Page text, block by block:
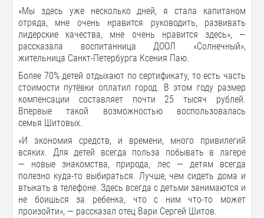
«Мы здесь уже несколько дней, я стала капитаном
отряда, мне очень нравится руководить, развивать
лидерские качества, мне очень нравится здесь», —
рассказала воспитанница ДООЛ «Солнечный»,
жительница Санкт-Петербурга Ксения Паю.
Более 70% детей отдыхают по сертификату, то есть часть
стоимости путёвки оплатил город. В этом году размер
компенсации составляет почти 25 тысяч рублей.
Впервые такой возможностью воспользовалась
семья Шитовых.
«И экономия средств, и времени, много привилегий
всяких. Для детей всегда польза побывать в лагере
— новые знакомства, природа, лес — детям всегда
полезно куда-то выбираться. Лучше, чем сидеть дома и
втыкать в телефоне. Здесь всегда с детьми занимаются и
не боишься за ребенка, что с ним что-то может
произойти», — рассказал отец Вари Сергей Шитов.